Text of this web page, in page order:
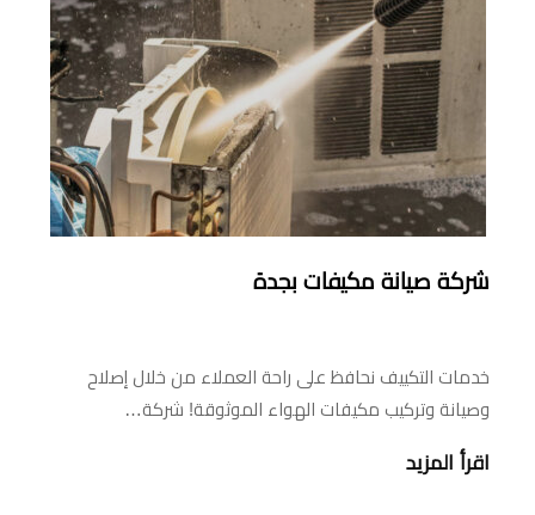
شركة صيانة مكيفات بجدة
خدمات التكييف نحافظ على راحة العملاء من خلال إصلاح
وصيانة وتركيب مكيفات الهواء الموثوقة! شركة…
اقرأ المزيد